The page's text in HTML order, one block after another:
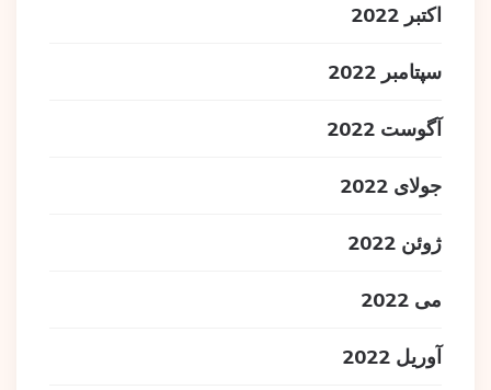
اکتبر 2022
سپتامبر 2022
آگوست 2022
جولای 2022
ژوئن 2022
می 2022
آوریل 2022